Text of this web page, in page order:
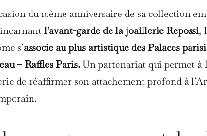
du 10ème anniversaire de sa collection
l’avant-garde de la joaillerie Repossi,
s’associe au plus artistique des Palaces
– Raffles Paris.Un partenariat qui permet à
de réaffirmer son attachement profond à